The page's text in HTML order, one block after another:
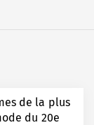
de la plus
du 20e